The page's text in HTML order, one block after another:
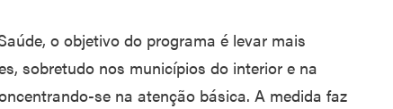
o objetivo do programa é levar mais
sobretudo nos municípios do interior e na
se na atenção básica. A medida faz